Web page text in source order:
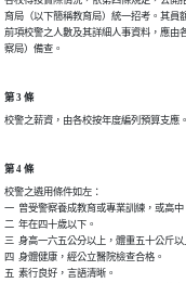
育局（以下簡稱教育局）統一招考。其員
前項校警之人數及其詳細人事資料，應由
察局）備查。
第 3 條
校警之薪資，由各校按年度編列預算支應。
第 4 條
校警之遴用條件如左：
一  曾受警察養成教育或專業訓練，或高
二  年在四十歲以下。
三  身高一六五公分以上，體重五十公斤以
四  身體健康，經公立醫院檢查合格。
五  素行良好，言語清晰。